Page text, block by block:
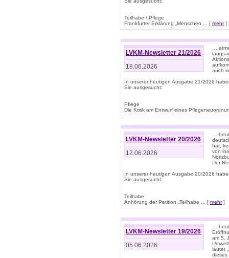
Teilhabe / Pflege
Frankfurter Erklärung „Menschen ... [ mehr]
LVKM-Newsletter 21/2026
18.06.2026
…
auch
In unserer heutigen Ausgabe 21/2026
Sie ausgesucht:
Pflege
Die Kritik am Entwurf eines
LVKM-Newsletter 20/2026
12.06.2026
…
hat,
von
Der
In unserer heutigen Ausgabe 20/2026
Sie ausgesucht:
Teilhabe
Anhörung der Petition „Teilhabe ... [ mehr]
LVKM-Newsletter 19/2026
05.06.2026
…
am 5.
lautet
dieses